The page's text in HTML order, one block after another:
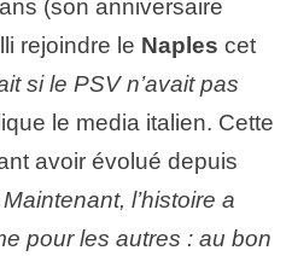
(son anniversaire
rejoindre le Naples cet
si le PSV n’avait pas
le media italien. Cette
avoir évolué depuis
l’histoire a
pour les autres : au bon